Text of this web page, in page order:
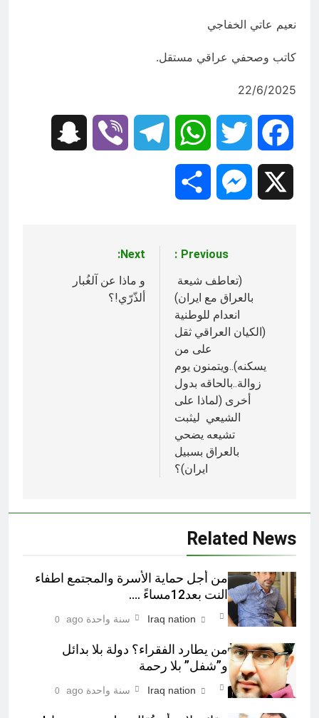
نعيم عاتي الخفاجي
كاتب وصحفي عراقي مستقل.
22/6/2025
Facebook
Twitter
WhatsApp
Telegram
Viber
Messenger
المقالات
Previous:
(تعاطف شيعة
بالعراق مع ايران)
انعدام للوطنية
(الكيان العراقي ثقل
على من
يسكنه)..ويتمنون يوم
زوالة..بالحاقه بدول
أخرى (لماذا على
الشيعي ليثبت
تشيعه يضحي
بالعراق بسبيل
ايران)؟
Next:
و ماذا عن آلغُبار
ألذّرّي!؟
Related News
من أجل حماية الأسرة والمجتمع اطفاء
النت بعد12مساءً ….
Iraq nation سنة واحدة ago 0
من يطارد الفقراء؟ دولة بلا بدائل
و”شفل” بلا رحمة
Iraq nation سنة واحدة ago 0